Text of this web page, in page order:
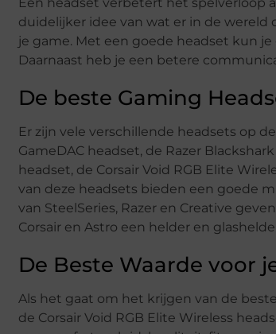
duidelijker idee van wat er in de wereld
je game. Met een goede headset kun
Daarnaast heb je een betere
De beste Gaming
Er zijn vele verschillende headsets op
GameDAC headset, de Razer
headset, de Corsair Void RGB Elite
van deze headsets bieden een goede
van SteelSeries, Razer en Creative
Corsair en Astro een helder en
De Beste Waarde voor
Als het gaat om het krijgen van de
de Corsair Void RGB Elite Wireless